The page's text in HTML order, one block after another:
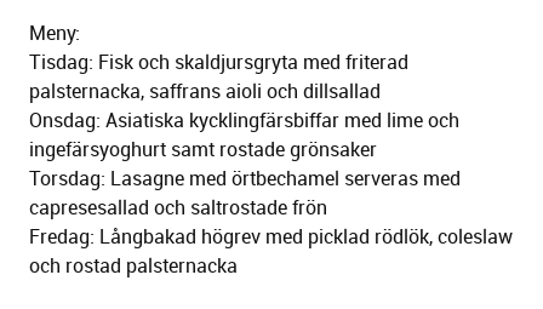
Meny:
Tisdag: Fisk och skaldjursgryta med friterad
palsternacka, saffrans aioli och dillsallad
Onsdag: Asiatiska kycklingfärsbiffar med lime och
ingefärsyoghurt samt rostade grönsaker
Torsdag: Lasagne med örtbechamel serveras med
capresesallad och saltrostade frön
Fredag: Långbakad högrev med picklad rödlök, coleslaw
och rostad palsternacka